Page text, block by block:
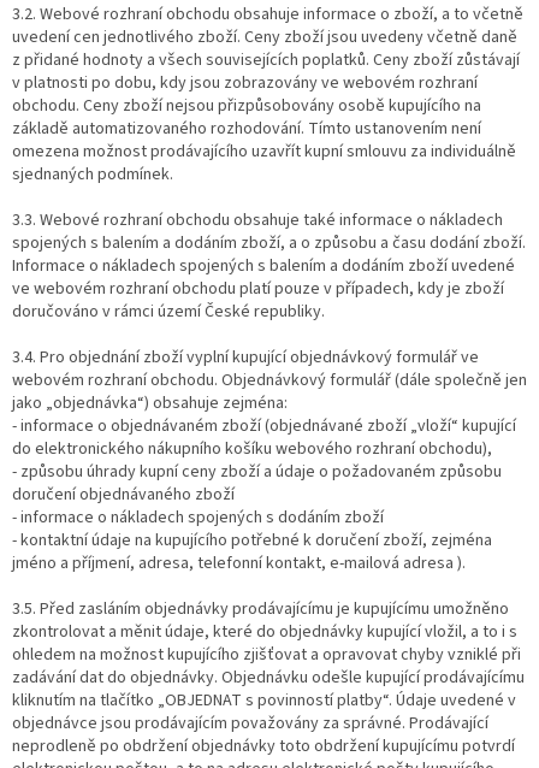
3.2. Webové rozhraní obchodu obsahuje informace o zboží, a to včetně
uvedení cen jednotlivého zboží. Ceny zboží jsou uvedeny včetně daně
z přidané hodnoty a všech souvisejících poplatků. Ceny zboží zůstávají
v platnosti po dobu, kdy jsou zobrazovány ve webovém rozhraní
obchodu. Ceny zboží nejsou přizpůsobovány osobě kupujícího na
základě automatizovaného rozhodování. Tímto ustanovením není
omezena možnost prodávajícího uzavřít kupní smlouvu za individuálně
sjednaných podmínek.
3.3. Webové rozhraní obchodu obsahuje také informace o nákladech
spojených s balením a dodáním zboží, a o způsobu a času dodání zboží.
Informace o nákladech spojených s balením a dodáním zboží uvedené
ve webovém rozhraní obchodu platí pouze v případech, kdy je zboží
doručováno v rámci území České republiky.
3.4. Pro objednání zboží vyplní kupující objednávkový formulář ve
webovém rozhraní obchodu. Objednávkový formulář (dále společně jen
jako „objednávka“) obsahuje zejména:
- informace o objednávaném zboží (objednávané zboží „vloží“ kupující
do elektronického nákupního košíku webového rozhraní obchodu),
- způsobu úhrady kupní ceny zboží a údaje o požadovaném způsobu
doručení objednávaného zboží
- informace o nákladech spojených s dodáním zboží
- kontaktní údaje na kupujícího potřebné k doručení zboží, zejména
jméno a příjmení, adresa, telefonní kontakt, e-mailová adresa ).
3.5. Před zasláním objednávky prodávajícímu je kupujícímu umožněno
zkontrolovat a měnit údaje, které do objednávky kupující vložil, a to i s
ohledem na možnost kupujícího zjišťovat a opravovat chyby vzniklé při
zadávání dat do objednávky. Objednávku odešle kupující prodávajícímu
kliknutím na tlačítko „OBJEDNAT s povinností platby“. Údaje uvedené v
objednávce jsou prodávajícím považovány za správné. Prodávající
neprodleně po obdržení objednávky toto obdržení kupujícímu potvrdí